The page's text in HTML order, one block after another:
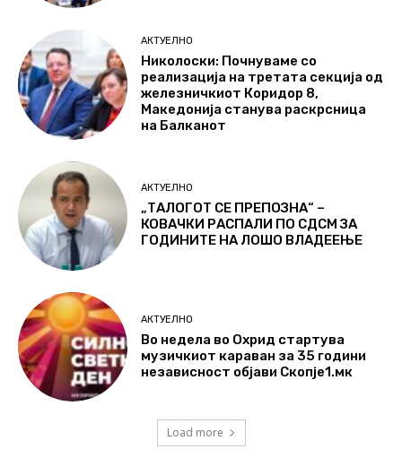
АКТУЕЛНО
Николоски: Почнуваме со
реализација на третата секција од
железничкиот Коридор 8,
Македонија станува раскрсница
на Балканот
АКТУЕЛНО
„ТАЛОГОТ СЕ ПРЕПОЗНА“ –
КОВАЧКИ РАСПАЛИ ПО СДСМ ЗА
ГОДИНИТЕ НА ЛОШО ВЛАДЕЕЊЕ
АКТУЕЛНО
Во недела во Охрид стартува
музичкиот караван за 35 години
независност објави Скопје1.мк
Load more